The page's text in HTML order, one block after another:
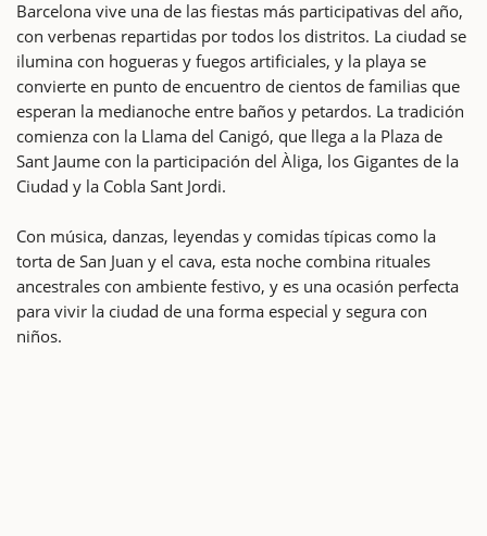
Barcelona vive una de las fiestas más participativas del año,
con verbenas repartidas por todos los distritos. La ciudad se
ilumina con hogueras y fuegos artificiales, y la playa se
convierte en punto de encuentro de cientos de familias que
esperan la medianoche entre baños y petardos. La tradición
comienza con la Llama del Canigó, que llega a la Plaza de
Sant Jaume con la participación del Àliga, los Gigantes de la
Ciudad y la Cobla Sant Jordi.
Con música, danzas, leyendas y comidas típicas como la
torta de San Juan y el cava, esta noche combina rituales
ancestrales con ambiente festivo, y es una ocasión perfecta
para vivir la ciudad de una forma especial y segura con
niños.